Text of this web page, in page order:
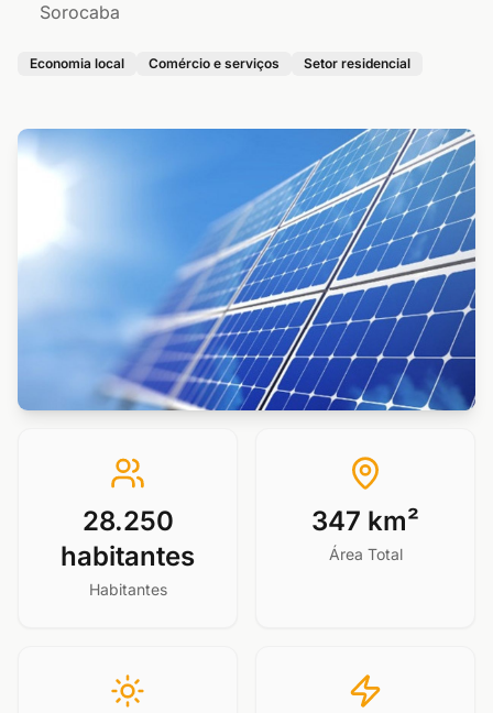
Sorocaba
Economia local Comércio e serviços Setor residencial
28.250
habitantes
Habitantes
347 km²
Área Total